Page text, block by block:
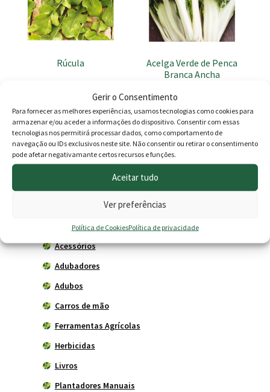
Gerir o Consentimento
Para fornecer as melhores experiências, usamos tecnologias como cookies para
armazenar e/ou aceder a informações do dispositivo. Consentir com essas
tecnologias nos permitirá processar dados, como comportamento de
navegação ou IDs exclusivos neste site. Não consentir ou retirar o consentimento
pode afetar negativamante certos recursos e funções.
Aceitar tudo
Ver preferências
Política de CookiesPolítica de privacidade
Rúcula
Adicionar
Acelga Verde de Penca
Branca Ancha
1.49
Adicionar
Acessórios
Adubadores
Adubos
Carros de mão
Ferramentas Agrícolas
Herbicidas
Livros
Plantadores Manuais